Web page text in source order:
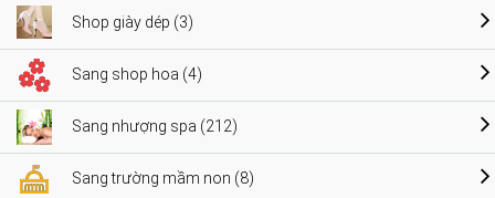
Shop giày dép (3)
Sang shop hoa (4)
Sang nhượng spa (212)
Sang trường mầm non (8)